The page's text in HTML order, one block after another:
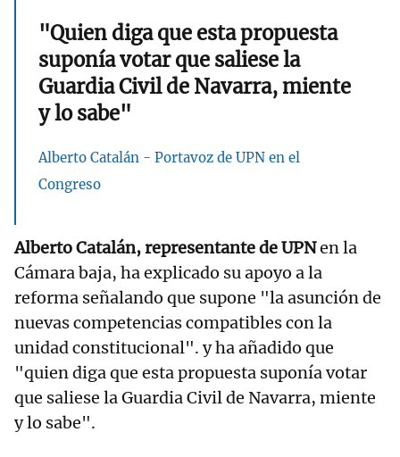
"Quien diga que esta propuesta
suponía votar que saliese la
Guardia Civil de Navarra, miente
y lo sabe"
Alberto Catalán - Portavoz de UPN en el
Congreso
Alberto Catalán, representante de UPNen la
Cámara baja, ha explicado su apoyo a la
reforma señalando que supone "la asunción de
nuevas competencias compatibles con la
unidad constitucional". y ha añadido que
"quien diga que esta propuesta suponía votar
que saliese la Guardia Civil de Navarra, miente
y lo sabe".